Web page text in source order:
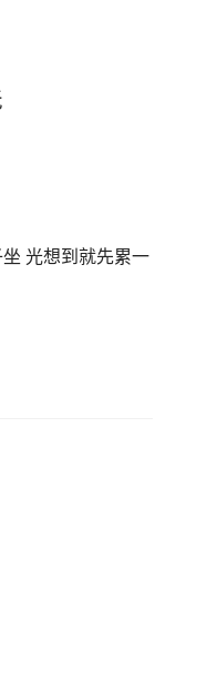
光想到就先累一